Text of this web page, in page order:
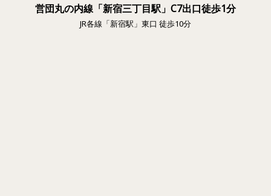
営団丸の内線「新宿三丁目駅」C7出口徒歩1分
JR各線「新宿駅」東口 徒歩10分